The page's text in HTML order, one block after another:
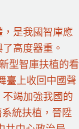
是我國智庫應
高度器重。
型智庫扶植的看
臺上收回中國聲
竭加強我國的
統扶植，晉陞